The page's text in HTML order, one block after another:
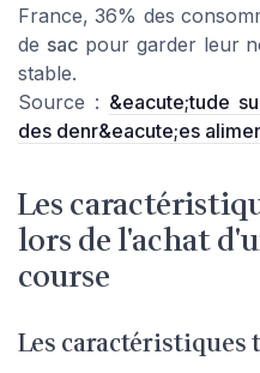
France, 36% des
de sacpour garder leur
stable.
Source : &eacute;tude
des denr&eacute;es
Les
lors de l'achat
course
Les caractéristiques